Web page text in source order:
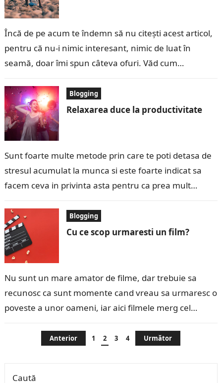
Încă de pe acum te îndemn să nu citești acest articol,
pentru că nu-i nimic interesant, nimic de luat în
seamă, doar îmi spun câteva ofuri. Văd cum…
Blogging
Relaxarea duce la productivitate
Sunt foarte multe metode prin care te poti detasa de
stresul acumulat la munca si este foarte indicat sa
facem ceva in privinta asta pentru ca prea mult…
Blogging
Cu ce scop urmaresti un film?
Nu sunt un mare amator de filme, dar trebuie sa
recunosc ca sunt momente cand vreau sa urmaresc o
poveste a unor oameni, iar aici filmele merg cel…
Anterior 1 2 3 4 Următor
Caută